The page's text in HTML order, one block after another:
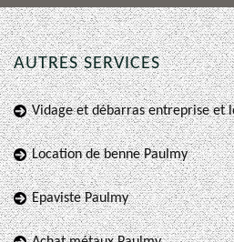
AUTRES SERVICES
Vidage et débarras entreprise et
Location de benne Paulmy
Epaviste Paulmy